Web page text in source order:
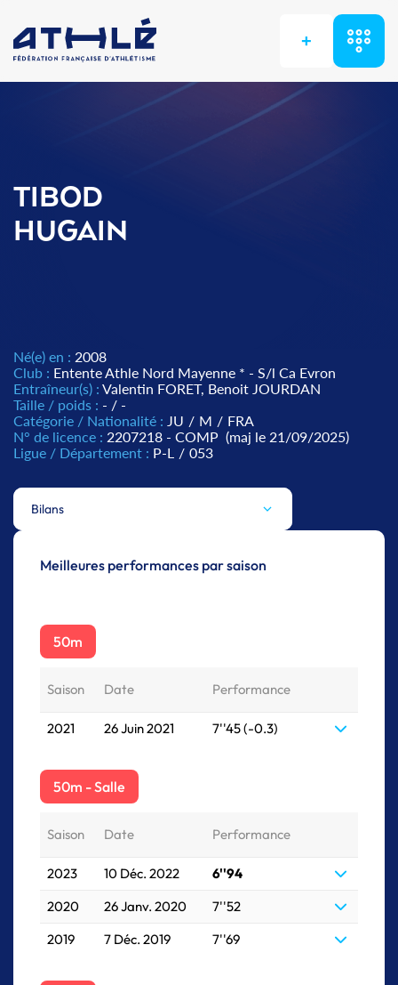
+
TIBOD
HUGAIN
Né(e) en : 2008
Club : Entente Athle Nord Mayenne * - S/l Ca Evron
Entraîneur(s) : Valentin FORET, Benoit JOURDAN
Taille / poids : - / -
Catégorie / Nationalité : JU / M / FRA
N° de licence : 2207218 - COMP (maj le 21/09/2025)
Ligue / Département : P-L / 053
Bilans
Meilleures performances par saison
50m
Saison Date Performance
2021 26 Juin 2021 7''45 (-0.3)
50m - Salle
Saison Date Performance
2023 10 Déc. 2022
6''94
2020
26 Janv. 2020
7''52
2019
7 Déc. 2019 7''69